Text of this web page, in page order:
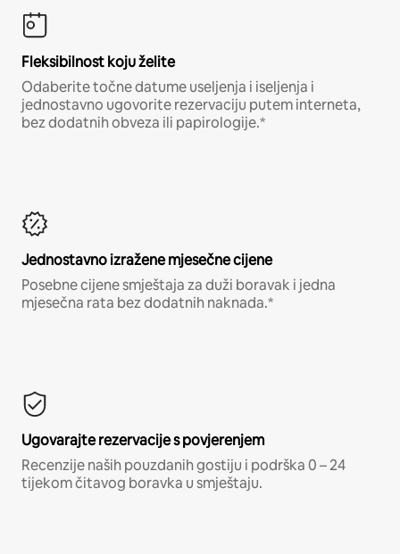
Fleksibilnost koju želite
Odaberite točne datume useljenja i iseljenja i
jednostavno ugovorite rezervaciju putem interneta,
bez dodatnih obveza ili papirologije.*
Jednostavno izražene mjesečne cijene
Posebne cijene smještaja za duži boravak i jedna
mjesečna rata bez dodatnih naknada.*
Ugovarajte rezervacije s povjerenjem
Recenzije naših pouzdanih gostiju i podrška 0 – 24
tijekom čitavog boravka u smještaju.